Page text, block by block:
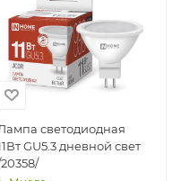
светодиодная
GU5.3 дневной свет